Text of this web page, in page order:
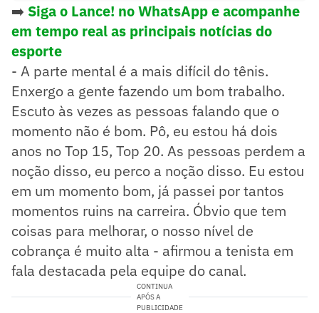
➡️ Siga o Lance! no WhatsApp e acompanhe
em tempo real as principais notícias do
esporte
- A parte mental é a mais difícil do tênis.
Enxergo a gente fazendo um bom trabalho.
Escuto às vezes as pessoas falando que o
momento não é bom. Pô, eu estou há dois
anos no Top 15, Top 20. As pessoas perdem a
noção disso, eu perco a noção disso. Eu estou
em um momento bom, já passei por tantos
momentos ruins na carreira. Óbvio que tem
coisas para melhorar, o nosso nível de
cobrança é muito alta - afirmou a tenista em
fala destacada pela equipe do canal.
CONTINUA
APÓS A
PUBLICIDADE